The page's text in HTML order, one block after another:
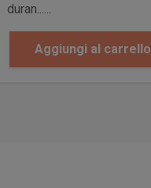
duran......
Aggiungi al carrello